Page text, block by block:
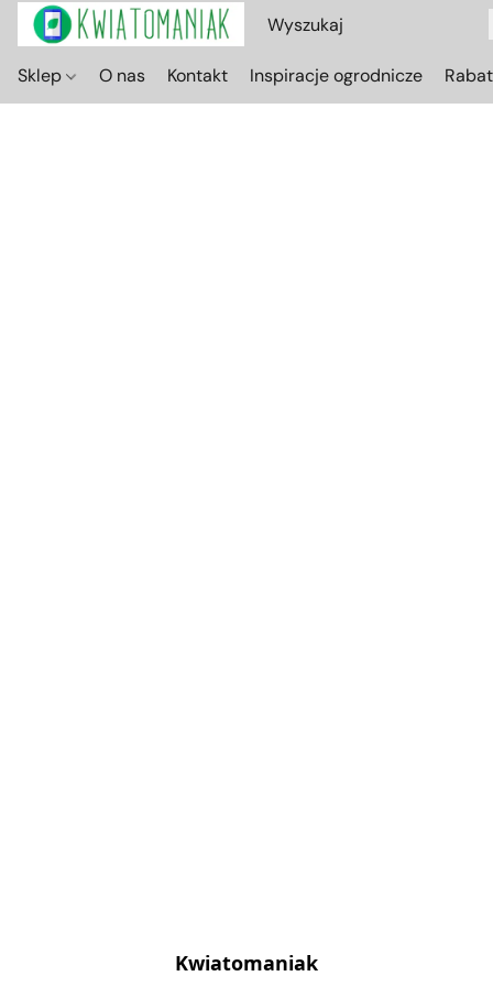
Sklep O nas Kontakt Inspiracje ogrodnicze
Kwiatomaniak